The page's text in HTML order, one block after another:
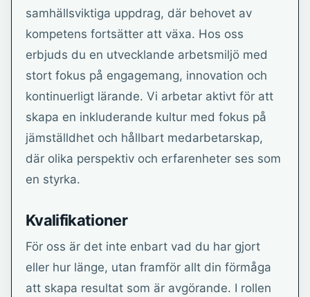
samhällsviktiga uppdrag, där behovet av
kompetens fortsätter att växa. Hos oss
erbjuds du en utvecklande arbetsmiljö med
stort fokus på engagemang, innovation och
kontinuerligt lärande. Vi arbetar aktivt för att
skapa en inkluderande kultur med fokus på
jämställdhet och hållbart medarbetarskap,
där olika perspektiv och erfarenheter ses som
en styrka.
Kvalifikationer
För oss är det inte enbart vad du har gjort
eller hur länge, utan framför allt din förmåga
att skapa resultat som är avgörande. I rollen